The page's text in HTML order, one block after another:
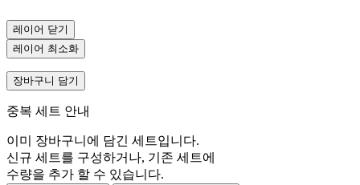
레이어 닫기
레이어 최소화
장바구니 담기
중복 세트 안내
이미 장바구니에 담긴 세트입니다.
신규 세트를 구성하거나, 기존 세트에
수량을 추가 할 수 있습니다.